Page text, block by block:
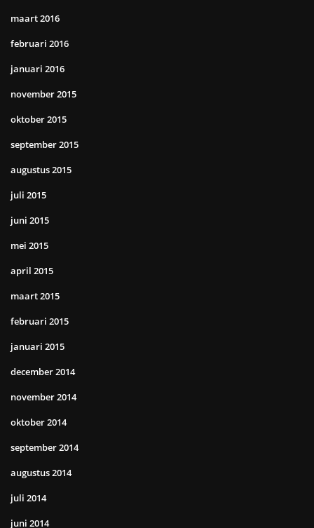
maart 2016
februari 2016
januari 2016
november 2015
oktober 2015
september 2015
augustus 2015
juli 2015
juni 2015
mei 2015
april 2015
maart 2015
februari 2015
januari 2015
december 2014
november 2014
oktober 2014
september 2014
augustus 2014
juli 2014
juni 2014